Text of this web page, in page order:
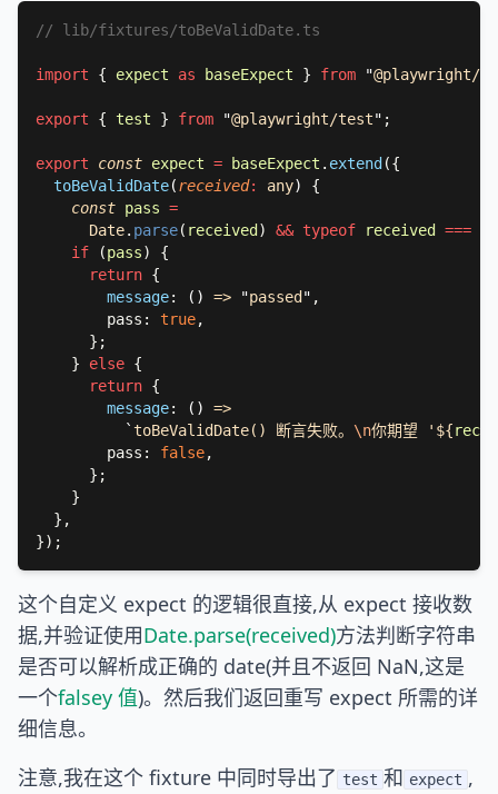
import { expect as baseExpect } from "@playwright/
export { test } from "@playwright/test"
export const expect = baseExpect . extend
toBeValidDate(received: any)
const pass
Date. parse( received ) && typeof received ===
if
(pass
return
message: () => "passed "
        pass:
true
    }
else
return
message: ()
`toBeValidDate() 断言失败。 \n你期望 '${
        pass:
false
这个自定义 expect 的逻辑很直接,从 expect 接收数
据,并验证使用Date.parse(received)方法判断字符串
是否可以解析成正确的 date(并且不返回 NaN,这是
一个falsey 值)。然后我们返回重写 expect 所需的详
细信息。
注意,我在这个 fixture 中同时导出了 test 和 expect ,